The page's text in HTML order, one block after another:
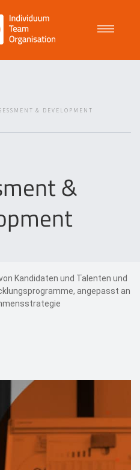
& DEVELOPMENT
&
Kandidaten und Talenten und
angepasst an